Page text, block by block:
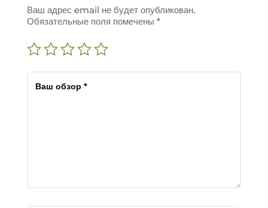
Ваш адрес email не будет опубликован.
Обязательные поля помечены *